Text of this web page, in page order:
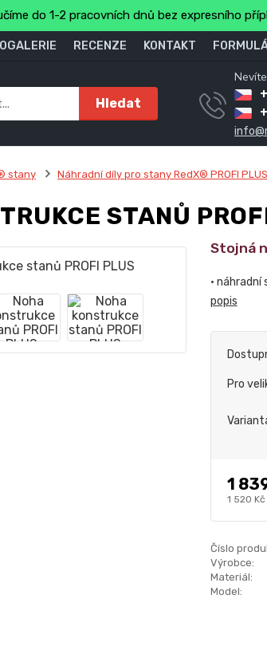
do 1-2 pracovních dnů bez expresního
RECENZE KONTAKT
Hledat
stany Náhradní díly pro stany RedX® PROFI PLUS
STANŮ
Stojná
•
popis
Pro
1
1 520 Kč
Číslo
Výrobce:
Materiál:
Model: